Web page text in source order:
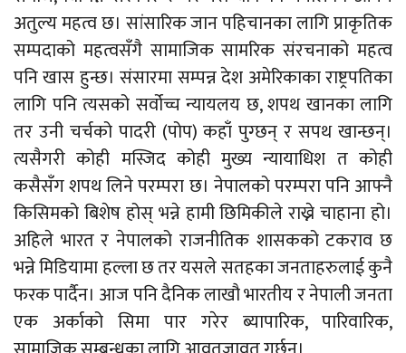
अतुल्य महत्व छ। सांसारिक जान पहिचानका लागि प्राकृतिक
सम्पदाको महत्वसँगै सामाजिक सामरिक संरचनाको महत्व
पनि खास हुन्छ। संसारमा सम्पन्न देश अमेरिकाका राष्ट्रपतिका
लागि पनि त्यसको सर्वोच्च न्यायलय छ, शपथ खानका लागि
तर उनी चर्चको पादरी (पोप) कहाँ पुग्छन् र सपथ खान्छन्।
त्यसैगरी कोही मस्जिद कोही मुख्य न्यायाधिश त कोही
कसैसँग शपथ लिने परम्परा छ। नेपालको परम्परा पनि आफ्नै
किसिमको बिशेष होस् भन्ने हामी छिमिकीले राख्ने चाहाना हो।
अहिले भारत र नेपालको राजनीतिक शासकको टकराव छ
भन्ने मिडियामा हल्ला छ तर यसले सतहका जनताहरुलाई कुनै
फरक पार्दैन। आज पनि दैनिक लाखौ भारतीय र नेपाली जनता
एक अर्काको सिमा पार गरेर ब्यापारिक, पारिवारिक,